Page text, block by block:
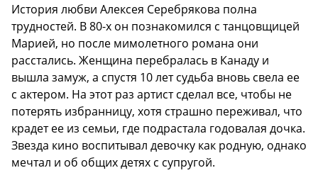
История любви Алексея Серебрякова полна
трудностей. В 80-х он познакомился с танцовщицей
Марией, но после мимолетного романа они
расстались. Женщина перебралась в Канаду и
вышла замуж, а спустя 10 лет судьба вновь свела ее
с актером. На этот раз артист сделал все, чтобы не
потерять избранницу, хотя страшно переживал, что
крадет ее из семьи, где подрастала годовалая дочка.
Звезда кино воспитывал девочку как родную, однако
мечтал и об общих детях с супругой.